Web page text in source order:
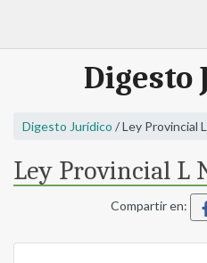
Digesto
Digesto Jurídico / Ley Provincial
Ley Provincial L
Compartir en: